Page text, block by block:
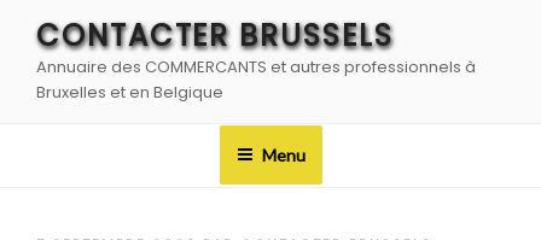
contenu
principal
CONTACTER BRUSSELS
Annuaire des COMMERCANTS et autres professionnels à
Bruxelles et en Belgique
Menu